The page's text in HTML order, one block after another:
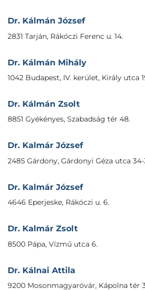
Dr. Kálmán József
2831 Tarján, Rákóczi Ferenc u. 14.
Dr. Kálmán Mihály
1042 Budapest, IV. kerület, Király utca
Dr. Kálmán Zsolt
8851 Gyékényes, Szabadság tér 48.
Dr. Kalmár József
2485 Gárdony, Gárdonyi Géza utca 34-
Dr. Kalmár József
4646 Eperjeske, Rákóczi u. 6.
Dr. Kalmár Zsolt
8500 Pápa, Vízmű utca 6.
Dr. Kálnai Attila
9200 Mosonmagyaróvár, Kápolna tér